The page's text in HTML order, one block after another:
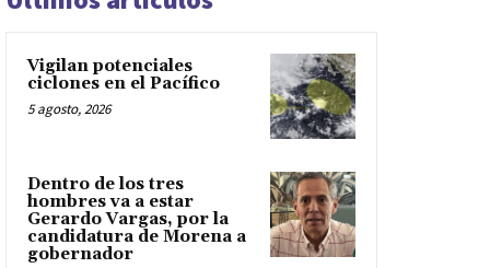
Vigilan potenciales
ciclones en el Pacífico
5 agosto, 2026
Dentro de los tres
hombres va a estar
Gerardo Vargas, por la
candidatura de Morena a
gobernador